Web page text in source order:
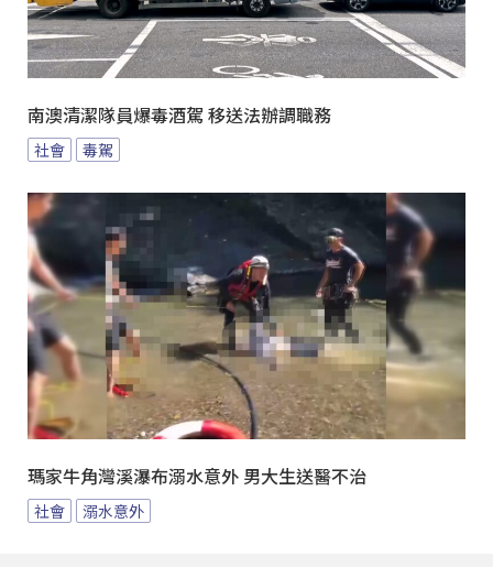
南澳清潔隊員爆毒酒駕 移送法辦調職務
社會 毒駕
瑪家牛角灣溪瀑布溺水意外 男大生送醫不治
社會 溺水意外